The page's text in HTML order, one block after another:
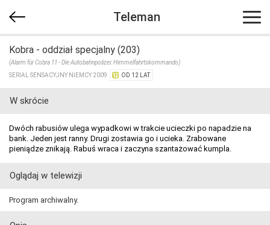
Teleman
Kobra - oddział specjalny (203)
(Alarm für Cobra 11 - Die Autobahnpolizei: Himmelfahrtskommando)
SERIAL SENSACYJNY NIEMCY 2009
OD 12 LAT
W skrócie
Dwóch rabusiów ulega wypadkowi w trakcie ucieczki po napadzie na
bank. Jeden jest ranny. Drugi zostawia go i ucieka. Zrabowane
pieniądze znikają. Rabuś wraca i zaczyna szantażować kumpla.
Oglądaj w telewizji
Program archiwalny.